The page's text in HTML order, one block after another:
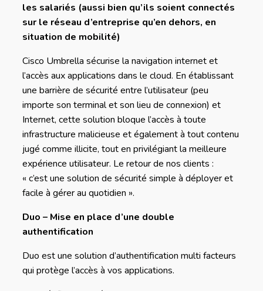
les salariés (aussi bien qu’ils soient connectés
sur le réseau d’entreprise qu’en dehors, en
situation de mobilité)
Cisco Umbrella sécurise la navigation internet et
l’accès aux applications dans le cloud. En établissant
une barrière de sécurité entre l’utilisateur (peu
importe son terminal et son lieu de connexion) et
Internet, cette solution bloque l’accès à toute
infrastructure malicieuse et également à tout contenu
jugé comme illicite, tout en privilégiant la meilleure
expérience utilisateur. Le retour de nos clients :
« c’est une solution de sécurité simple à déployer et
facile à gérer au quotidien ».
Duo – Mise en place d’une double
authentification
Duo est une solution d’authentification multi facteurs
qui protège l’accès à vos applications.